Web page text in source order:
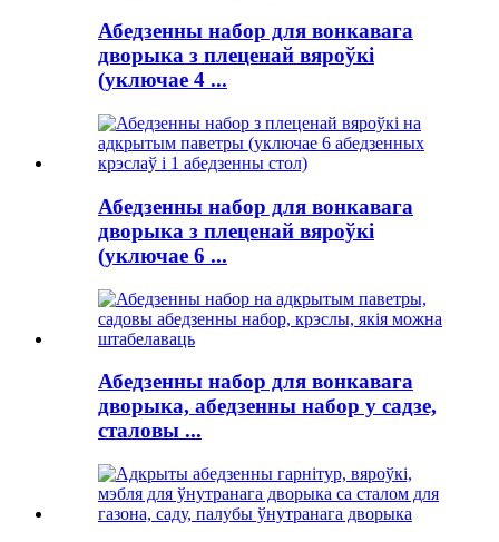
Абедзенны набор для вонкавага
дворыка з плеценай вяроўкі
(уключае 4 ...
Абедзенны набор для вонкавага
дворыка з плеценай вяроўкі
(уключае 6 ...
Абедзенны набор для вонкавага
дворыка, абедзенны набор у садзе,
сталовы ...